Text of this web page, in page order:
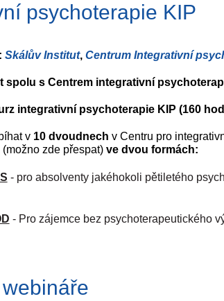
psychoterapie KIP
Skálův Institut, Centrum Integrativní
spolu s Centrem integrativní
integrativní psychoterapie KIP (160
v 10 dvoudnech v Centru pro
zde přespat) ve dvou formách:
- pro absolventy jakéhokoli pětiletého
- Pro zájemce bez psychoterapeutického
přehledu a základních dovedností týkající
4800 Kč na účet: 121166349/0800, Var. sy